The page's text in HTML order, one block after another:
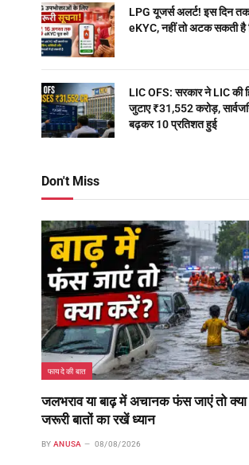
LPG यूजर्स अलर्ट! इस दिन
eKYC, नहीं तो अटक सकती है
LIC OFS: सरकार ने LIC की
जुटाए ₹31,552 करोड़,
बढ़कर 10 प्रतिशत हुई
Don't Miss
फायदे की बात
जलभराव या बाढ़ में अचानक फंस जाएं तो
जरूरी बातों का रखें ध्यान
BY ANUSA 08/08/2026